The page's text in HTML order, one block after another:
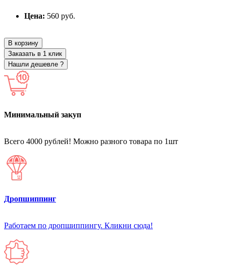
Цена: 560 руб.
В корзину
Заказать в 1 клик
Нашли дешевле ?
Минимальный закуп
Всего 4000 рублей! Можно разного товара по 1шт
Дропшиппинг
Работаем по дропшиппингу. Кликни сюда!